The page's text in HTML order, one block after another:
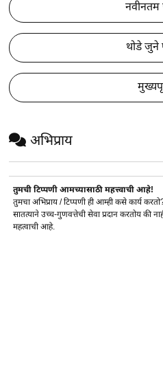
नवीनतम
थोडे जुने
अभिप्राय
तुमची टिप्पणी आमच्यासाठी महत्त्वाची आहे!
तुमचा अभिप्राय / टिप्पणी ही आम्ही कसे कार्य
सातत्याने उच्च-गुणवत्तेची सेवा प्रदान करतोय की
महत्वाची आहे.